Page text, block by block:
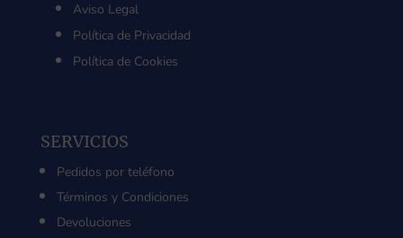
Aviso Legal
Política de Privacidad
Política de Cookies
SERVICIOS
Pedidos por teléfono
Términos y Condiciones
Devoluciones